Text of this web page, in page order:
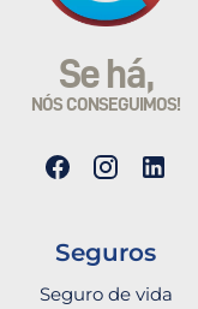
Se há,
NÓS CONSEGUIMOS!
Seguros
Seguro de vida